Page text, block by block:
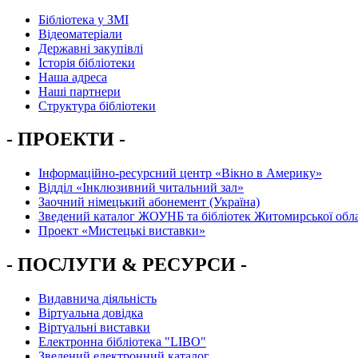
Бібліотека у ЗМІ
Відеоматеріали
Державні закупівлі
Історія бібліотеки
Наша адреса
Наші партнери
Структура бібліотеки
- ПРОЕКТИ -
Інформаційно-ресурсний центр «Вікно в Америку»
Вiддiл «Інклюзивний читальний зал»
Заочний німецький абонемент (Україна)
Зведений каталог ЖОУНБ та бібліотек Житомирської
Проект «Мистецькі виставки»
- ПОСЛУГИ & РЕСУРСИ -
Видавнича діяльність
Віртуальна довідка
Віртуальні виставки
Електронна бібліотека "LIBO"